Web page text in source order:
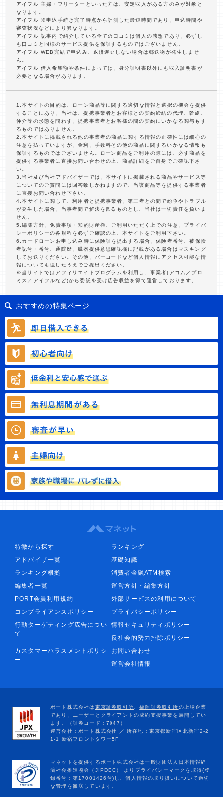
アイフル 主婦・フリーターといった方は、安定収入がある方のみが対象と
なります。
アイフル ※申込手続き完了時点から計測した最短時間であり、申込時間や
審査状況などにより異なります。
アイフル 記事内で紹介している全ての口コミは個人の感想であり、必ずし
も口コミと同様のサービス提供を保証するものではございません。
アイフル WEB完結で申込み、返済遅延しない場合は郵送物が発生しませ
ん。
アイフル 借入希望額や条件によっては、身分証明書以外にも収入証明書が
必要となる場合があります。
1.本サイトの目的は、ローン商品等に関する適切な情報と選択の機会を提供
することにあり、当社は、提携事業者とお客様との契約締結の代理、斡旋、
仲介等の形態を問わず、提携事業者とお客様の間の契約にいかなる関与もす
るものではありません。
2.本サイトに掲載される他の事業者の商品に関する情報の正確性には細心の
注意を払っていますが、金利、手数料その他の商品に関するいかなる情報も
保証するものではございません。ローン商品をご利用の際には、必ず商品を
提供する事業者に直接お問い合わせの上、商品詳細をご自身でご確認下さ
い。
3.当社及び当社アドバイザーでは、本サイトに掲載される商品やサービス等
についてのご質問には回答致しかねますので、当該商品等を提供する事業者
に直接お問い合わせ下さい。
4.本サイトに関して、利用者と提携事業者、第三者との間で紛争やトラブル
が発生した場合、当事者間で解決を図るものとし、当社は一切責任を負いま
せん。
5.編集方針、免責事項・知的財産権、ご利用いただく上での注意、プライバ
シーポリシーの各規程を必ずご確認の上、本サイトをご利用下さい。
6.カードローンお申し込み時に保険証を提出する場合、保険者番号、被保険
者記号・番号、通院歴、臓器提供意思確認欄に記載がある場合はマスキング
してお送りください。その他、バーコードなど個人情報にアクセス可能な情
報についても隠したうえでご提出ください。
※当サイトではアフィリエイトプログラムを利用し、事業者(アコム／プロ
ミス／アイフルなど)から委託を受け広告収益を得て運営しております。
おすすめの特集ページ
特徴から探す
ランキング
アドバイザ一覧
基礎知識
ランキング根拠
消費者金融ATM検索
編集者一覧
運営方針・編集方針
PORT会員利用規約
外部サービスの利用について
コンプライアンスポリシー
プライバシーポリシー
行動ターゲティング広告につい
て
情報セキュリティポリシー
反社会的勢力排除ポリシー
カスタマーハラスメントポリシ
ー
お問い合わせ
運営会社情報